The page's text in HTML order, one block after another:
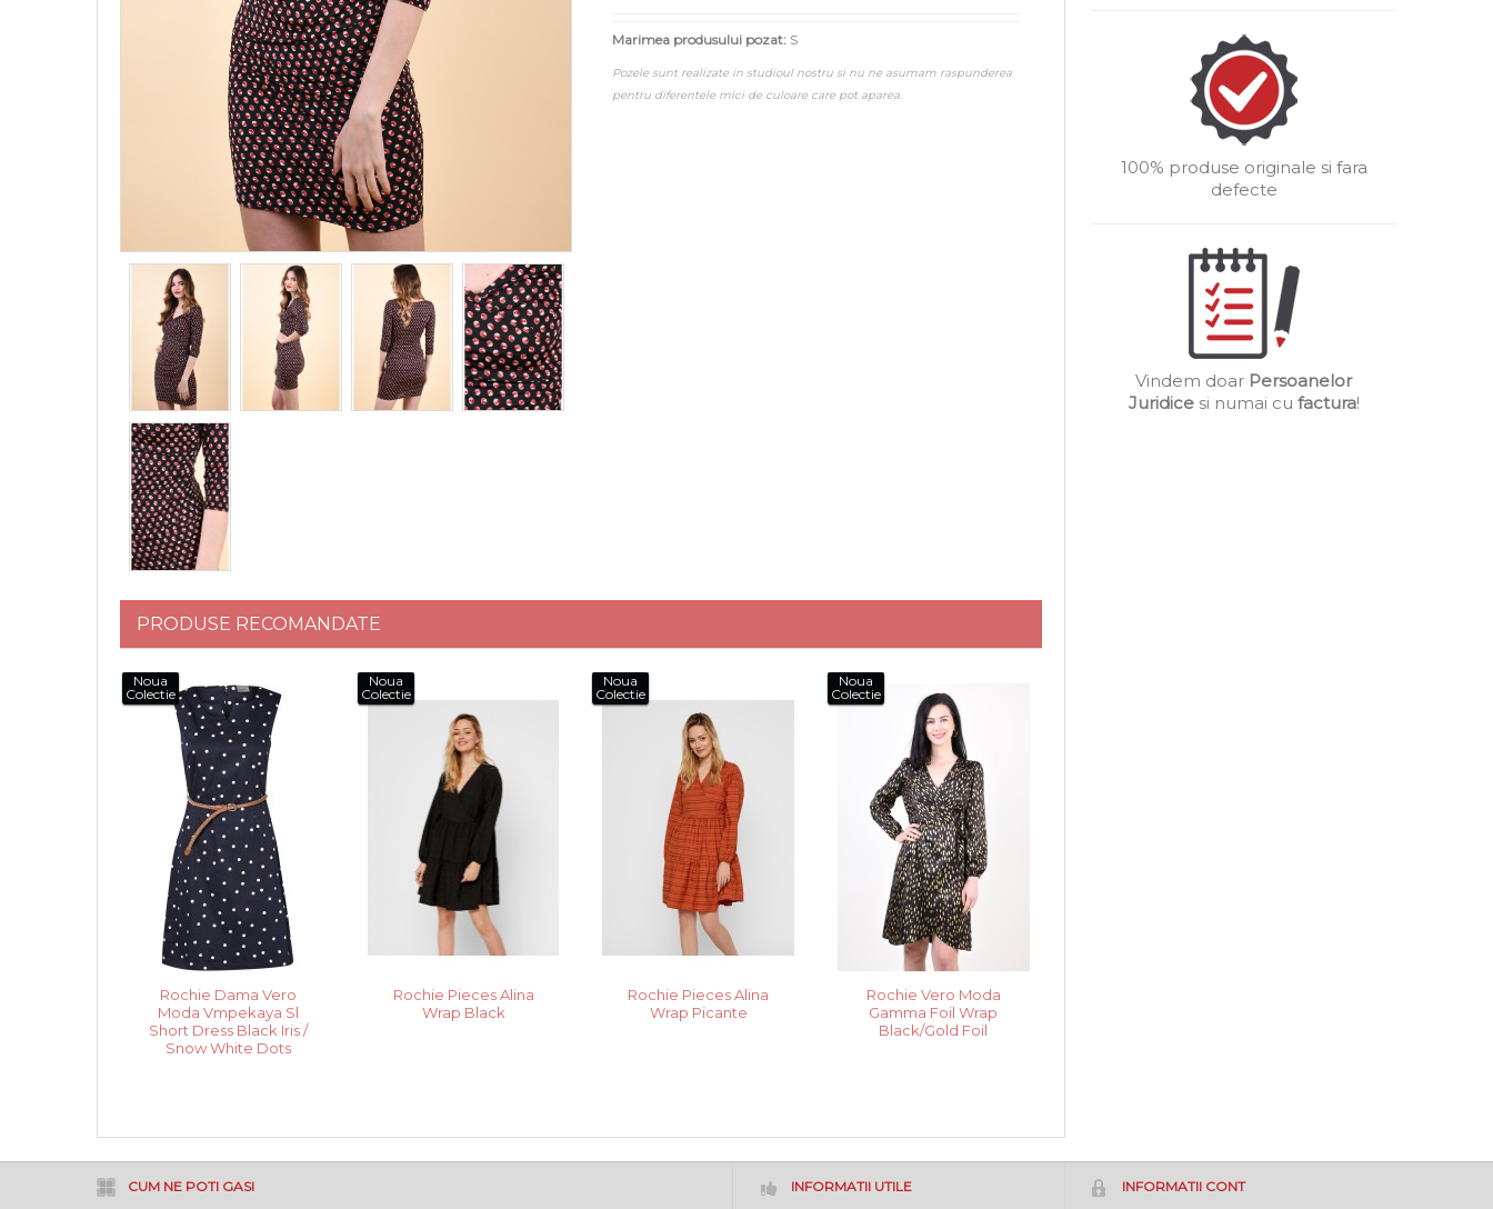
Marimea produsului pozat: S
Pozele sunt realizate in studioul nostru si nu ne asumam raspunderea
pentru diferentele mici de culoare care pot aparea.
PRODUSE RECOMANDATE
Noua
Colectie
Rochie Dama Vero
Moda Vmpekaya Sl
Short Dress Black Iris /
Snow White Dots
Noua
Colectie
Rochie Pieces Alina
Wrap Black
Noua
Colectie
Rochie Pieces Alina
Wrap Picante
Noua
Colectie
Rochie Vero Moda
Gamma Foil Wrap
Black/Gold Foil
100% produse originale si fara
defecte
Vindem doar Persoanelor
Juridicesi numai cu factura!
CUM NE POTI GASI INFORMATII UTILE INFORMATII CONT